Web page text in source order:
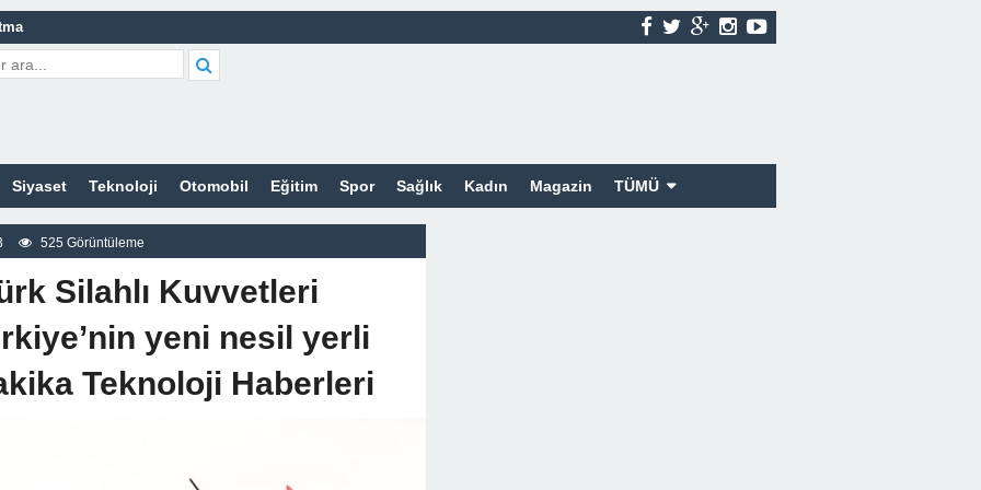
Nelerdir?
Nelerdir?
Nelerdir?
Sitesi
Siyaset Teknoloji Otomobil Eğitim Spor Sağlık Kadın Magazin TÜMÜ
525 Görüntüleme
Silahlı Kuvvetleri
yeni nesil yerli
Teknoloji Haberleri